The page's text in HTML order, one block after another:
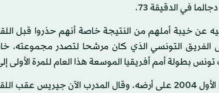
في الدقيقة 73.
عن خيبة أملهم من النتيجة خاصة أنهم حذروا قبل
التونسي الذي كان مرشحا لتصدر مجموعته،
أمم أفريقيا الموسعة هذا العام للمرة الأولى إلى 24
وهو يتطلع للقب ثانٍ في تاريخه بالمسابقة بعد الأول 2004 على أرضه. وقال المدرب